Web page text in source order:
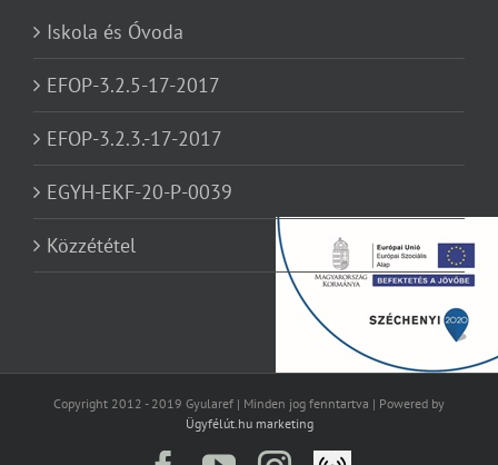
Iskola és Óvoda
EFOP-3.2.5-17-2017
EFOP-3.2.3.-17-2017
EGYH-EKF-20-P-0039
Közzététel
Copyright 2012 - 2019 Gyularef | Minden jog fenntartva | Powered by
Ügyfélút.hu marketing